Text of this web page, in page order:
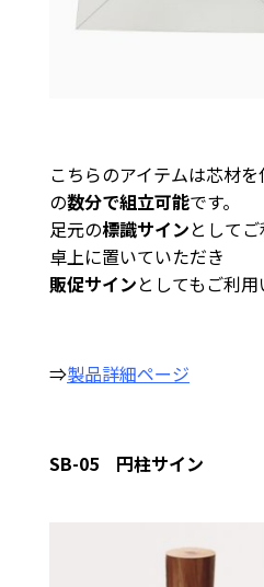
こちらのアイテムは芯材
の数分で組立可能です。
足元の標識サインとして
卓上に置いていただき
販促サインとしてもご利用
⇒製品詳細ページ
SB-05 円柱サイン